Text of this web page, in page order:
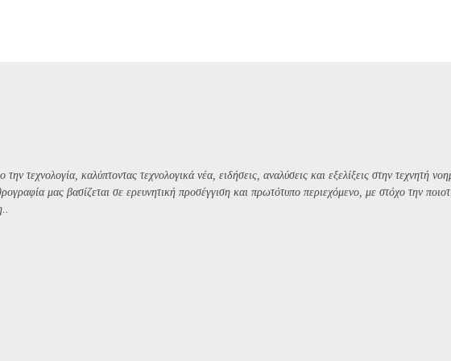
τεχνολογία, καλύπτοντας τεχνολογικά νέα, ειδήσεις, αναλύσεις και εξελίξεις στην τεχνητή
μας βασίζεται σε ερευνητική προσέγγιση και πρωτότυπο περιεχόμενο, με στόχο την